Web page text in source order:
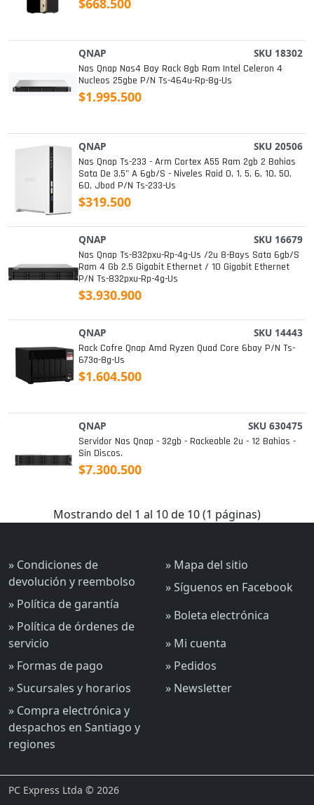
$668.500
QNAP SKU 18302
Nas Qnap Nas4 Bay Rack 8gb Ram Intel Celeron 4
Nucleos 25gbe P/n Ts-464u-Rp-8g-Us
$1.995.500
QNAP SKU 20506
Nas Qnap Ts-233 - Arm Cortex A55 Ram 2gb 2 Bahias
Sata De 3,5" A 6gb/s - Niveles Raid 0, 1, 5, 6, 10, 50,
60, Jbod P/n Ts-233-Us
$319.500
QNAP SKU 16679
Nas Qnap Ts-832pxu-Rp-4g-Us /2u 8-Bays Sata 6gb/s
Ram 4 Gb 2.5 Gigabit Ethernet / 10 Gigabit Ethernet
P/n Ts-832pxu-Rp-4g-Us
$3.930.900
QNAP SKU 14443
Rack Cofre Qnap Amd Ryzen Quad Core 6bay P/n Ts-
673a-8g-Us
$1.604.500
QNAP SKU 630475
Servidor Nas Qnap - 32gb - Rackeable 2u - 12 Bahias -
Sin Discos.
$7.300.500
Mostrando del 1 al 10 de 10 (1 páginas)
» Condiciones de
devolución y reembolso
» Política de garantía
» Política de órdenes de
servicio
» Formas de pago
» Sucursales y horarios
» Compra electrónica y
despachos en Santiago y
regiones
» Mapa del sitio
» Síguenos en Facebook
» Boleta electrónica
» Mi cuenta
» Pedidos
» Newsletter
PC Express Ltda © 2026